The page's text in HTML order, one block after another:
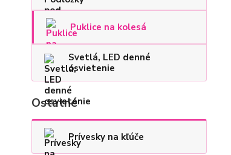
Puklice na kolesá
Svetlá, LED denné
osvietenie
Ostatné
Prívesky na kľúče